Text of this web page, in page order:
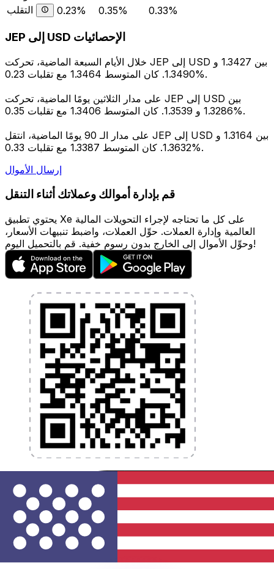
التقلب
0.23% 0.35% 0.33%
JEP إلى USD الإحصائيات
خلال الأيام السبعة الماضية، تحركت JEP إلى USD بين 1.3427 و
1.3490. كان المتوسط 1.3464 مع تقلبات 0.23%.
على مدار الثلاثين يومًا الماضية، تحركت JEP إلى USD بين
1.3286 و 1.3539. كان المتوسط 1.3406 مع تقلبات 0.35%.
على مدار الـ 90 يومًا الماضية، انتقل JEP إلى USD بين 1.3164 و
1.3632. كان المتوسط 1.3387 مع تقلبات 0.33%.
إرسال الأموال
قم بإدارة أموالك وعملاتك أثناء التنقل
يحتوي تطبيق Xe على كل ما تحتاجه لإجراء التحويلات المالية
العالمية وإدارة العملات. حوِّل العملات، واضبط تنبيهات الأسعار،
وحوِّل الأموال إلى الخارج بدون رسوم خفية. قم بالتحميل اليوم!